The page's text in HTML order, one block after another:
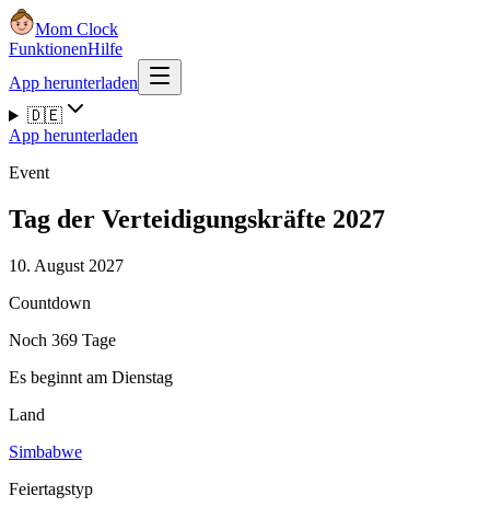
Mom Clock
FunktionenHilfe
App herunterladen
🇩🇪
App herunterladen
Event
Tag der Verteidigungskräfte 2027
10. August 2027
Countdown
Noch 369 Tage
Es beginnt am Dienstag
Land
Simbabwe
Feiertagstyp